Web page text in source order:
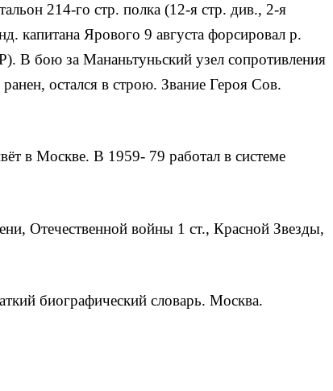
214-го стр. полка (12-я стр. див., 2-я
капитана Ярового 9 августа форсировал р.
В бою за Мананьтуньский узел сопротивления
остался в строю. Зва­ние Героя Сов.
в Москве. В 1959- 79 работал в системе
Отечественной войны 1 ст., Красной Звезды,
биографический словарь. Москва.